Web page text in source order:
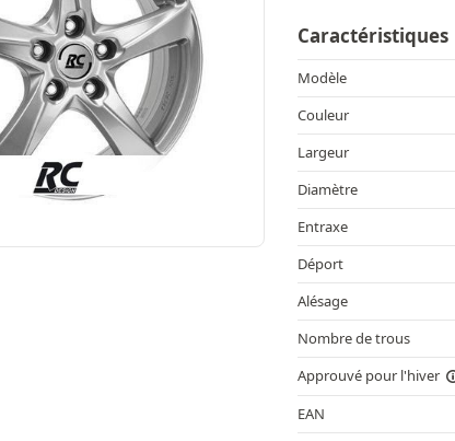
Caractéristiques
Modèle
Couleur
Largeur
Diamètre
Entraxe
Déport
Alésage
Nombre de trous
Approuvé pour l'hiver
EAN